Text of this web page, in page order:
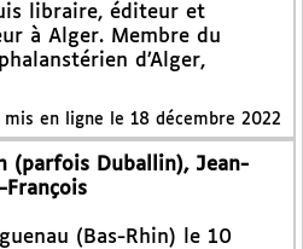
libraire, éditeur et
à Alger. Membre du
d’Alger,
en ligne le 18 décembre 2022
(parfois Duballin), Jean-
François
(Bas-Rhin) le 10